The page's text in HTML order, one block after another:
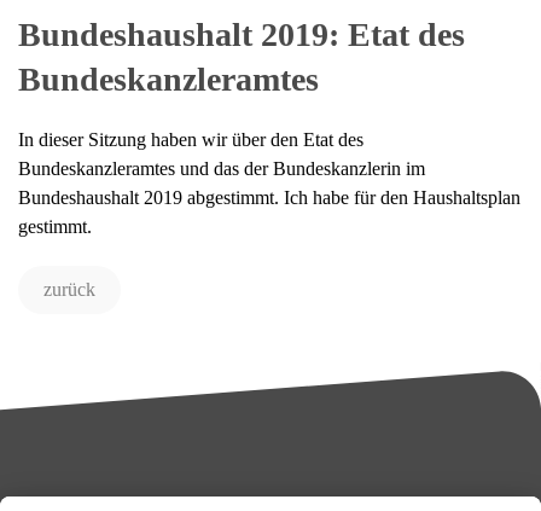
Bundeshaushalt 2019: Etat des
Bundeskanzleramtes
In dieser Sitzung haben wir über den Etat des
Bundeskanzleramtes und das der Bundeskanzlerin im
Bundeshaushalt 2019 abgestimmt. Ich habe für den Haushaltsplan
gestimmt.
zurück